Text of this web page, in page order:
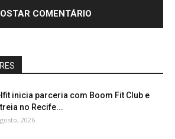
inicia parceria com Boom Fit Club e
no Recife...
2026